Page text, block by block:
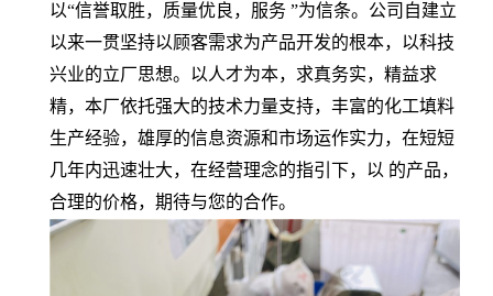
以“信誉取胜，质量优良，服务 ”为信条。公司自建立
以来一贯坚持以顾客需求为产品开发的根本，以科技
兴业的立厂思想。以人才为本，求真务实，精益求
精，本厂依托强大的技术力量支持，丰富的化工填料
生产经验，雄厚的信息资源和市场运作实力，在短短
几年内迅速壮大，在经营理念的指引下，以 的产品，
合理的价格，期待与您的合作。